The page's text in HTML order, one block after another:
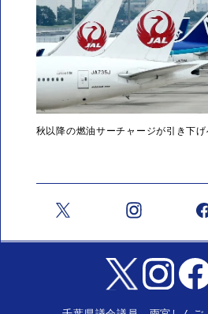
秋以降の燃油サーチャージが引き下げ